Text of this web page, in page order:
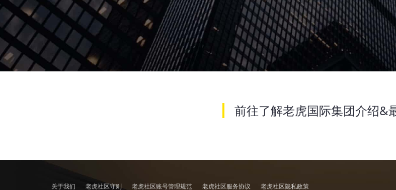
前往了解老虎国际集团介绍&
关于我们 老虎社区守则 老虎社区账号管理规范 老虎社区服务协议 老虎社区隐私政策